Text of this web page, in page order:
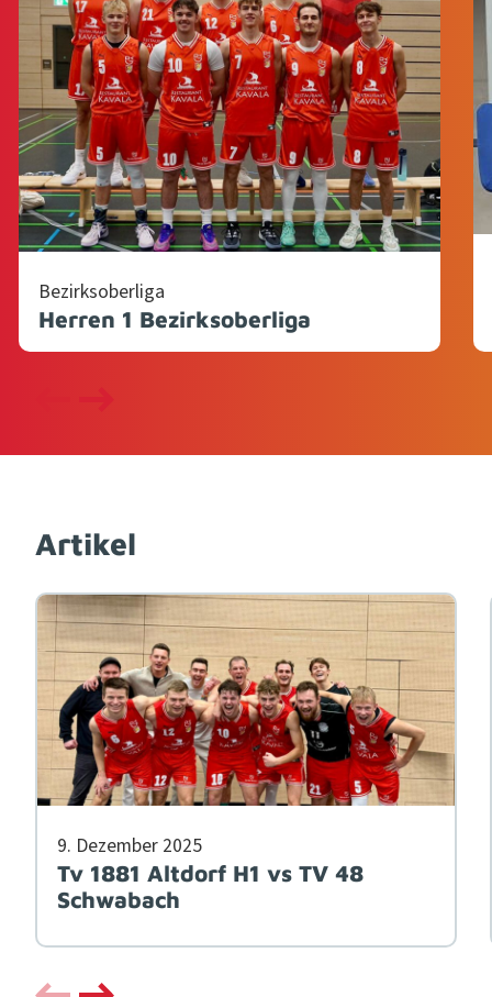
Bezirk­soberli­ga
Herren 1 Bezirksoberliga
Artikel
9. Dezem­ber 2025
Tv 1881 Altdorf H1 vs TV 48
Schwabach